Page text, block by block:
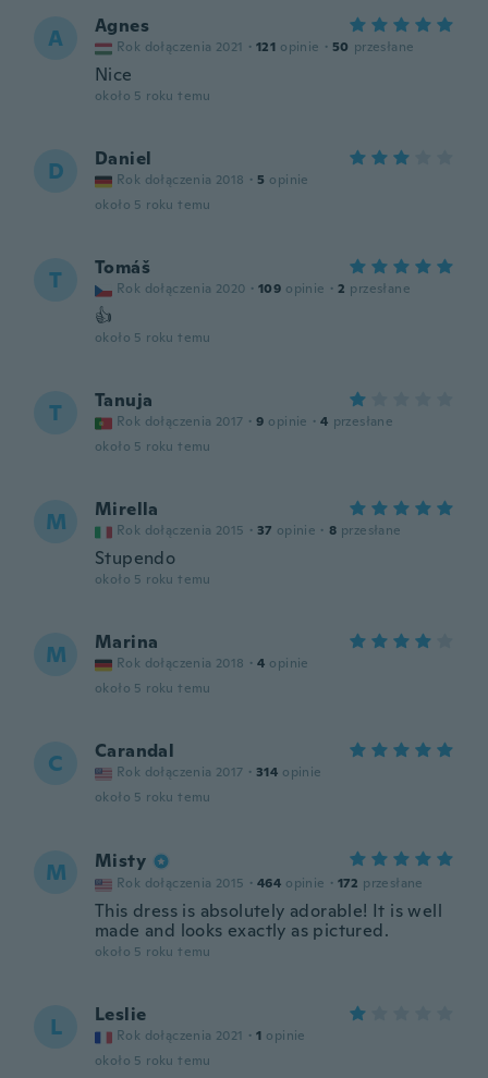
A Agnes
Rok dołączenia 2021 · 121 opinie · 50 przesłane
Nice
około 5 roku temu
D Daniel
Rok dołączenia 2018 · 5 opinie
około 5 roku temu
T Tomáš
Rok dołączenia 2020 · 109 opinie · 2 przesłane
👍
około 5 roku temu
T Tanuja
Rok dołączenia 2017 · 9 opinie · 4 przesłane
około 5 roku temu
M Mirella
Rok dołączenia 2015 · 37 opinie · 8 przesłane
Stupendo
około 5 roku temu
M Marina
Rok dołączenia 2018 · 4 opinie
około 5 roku temu
C Carandal
Rok dołączenia 2017 · 314 opinie
około 5 roku temu
M Misty
Rok dołączenia 2015 · 464 opinie · 172 przesłane
This dress is absolutely adorable! It is well
made and looks exactly as pictured.
około 5 roku temu
L Leslie
Rok dołączenia 2021 · 1 opinie
około 5 roku temu